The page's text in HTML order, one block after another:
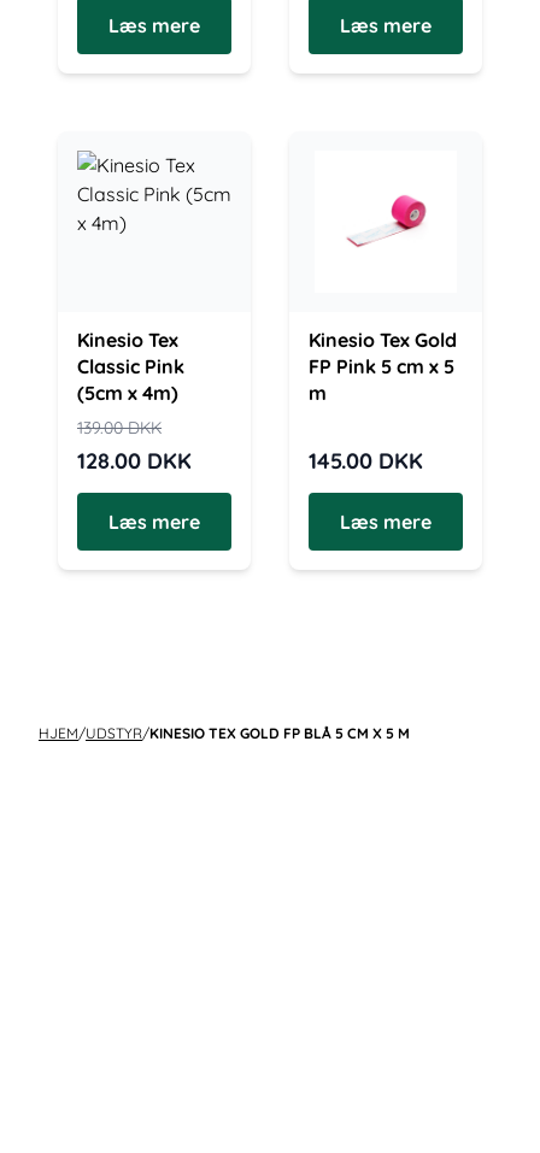
Læs mere Læs mere
Kinesio Tex
Classic Pink
(5cm x 4m)
139.00DKK
128.00 DKK
Læs mere
Kinesio Tex Gold
FP Pink 5 cm x 5
m
145.00 DKK
Læs mere
HJEM/UDSTYR/KINESIO TEX GOLD FP BLÅ 5 CM X 5 M